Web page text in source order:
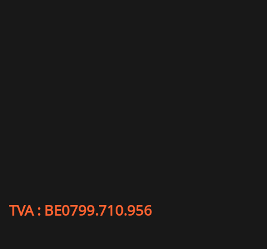
TVA : BE0799.710.956